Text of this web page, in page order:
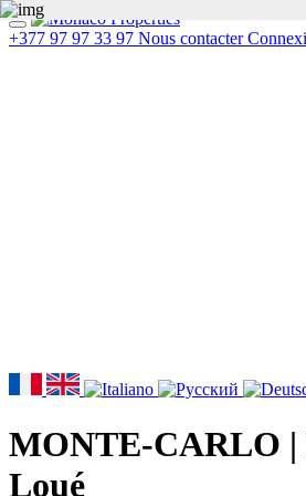
+377 97 97 33 97 Nous contacter
MONTE-CARLO |
Loué